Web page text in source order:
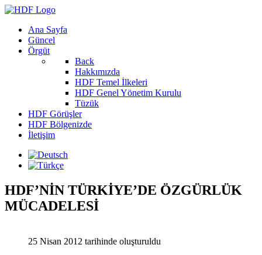
Ana Sayfa
Güncel
Örgüt
Back
Hakkımızda
HDF Temel İlkeleri
HDF Genel Yönetim Kurulu
Tüzük
HDF Görüşler
HDF Bölgenizde
İletişim
HDF’NİN TÜRKİYE’DE ÖZGÜRLÜK
MÜCADELESİ
25 Nisan 2012 tarihinde oluşturuldu